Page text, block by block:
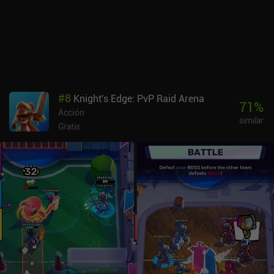
tampoco creo que intente serlo. El juego promete y es único, así
que si se pule lo suficiente, puede que algún día se convierta en
uno de los mejores juegos multijugador casuales.
#8 Knight's Edge: PvP Raid Arena
Acción
Gratis
71%
similar